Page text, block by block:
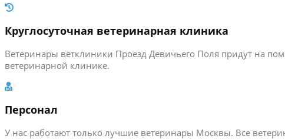
Круглосуточная ветеринарная клиника
Ветеринары ветклиники Проезд Девичьего Поля придут на
ветеринарной клинике.
Персонал
У нас работают только лучшие ветеринары Москвы. Все